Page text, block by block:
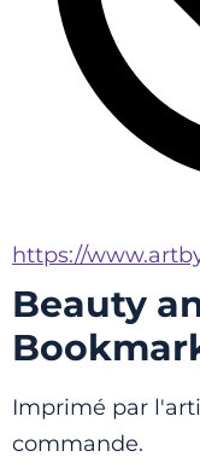
https://
Beauty
Imprimé par
commande.